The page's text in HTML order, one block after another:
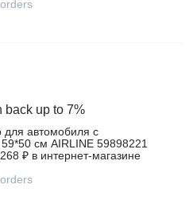
back up to 7%
для автомобиля с
см AIRLINE 59898221
₽ в интернет‑магазине